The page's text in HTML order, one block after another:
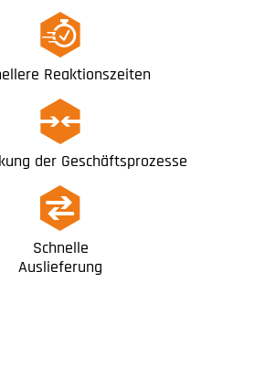
Reaktionszeiten
der Geschäftsprozesse​
Schnelle
Auslieferung